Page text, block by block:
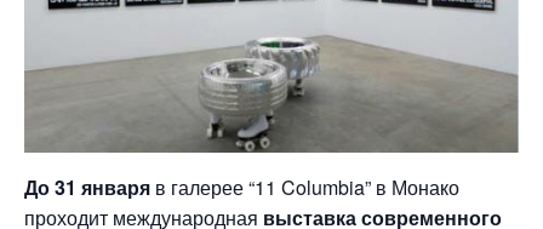
До 31 января в галерее “11 Columbia” в Монако
проходит международная выставка современного